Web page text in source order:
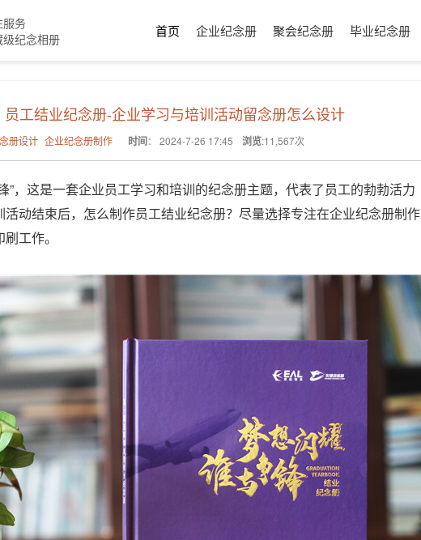
服务
级纪念相册
首页 企业纪念册 聚会纪念册 毕业纪念册
员工结业纪念册-企业学习与培训活动留念册怎么设计
册设计 企业纪念册制作 时间： 2024-7-26 17:45 浏览:11,567次
”，这是一套企业员工学习和培训的纪念册主题，代表了员工的勃勃活力
动结束后，怎么制作员工结业纪念册？尽量选择专注在企业纪念册制作
工作。